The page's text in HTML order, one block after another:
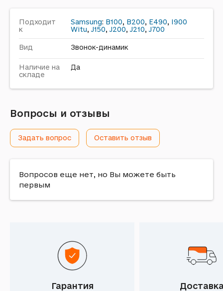
Подходит
к
Samsung: B100, B200, E490, I900
Witu, J150, J200, J210, J700
Вид Звонок-динамик
Наличие на
складе
Да
Вопросы и отзывы
Задать вопрос Оставить отзыв
Вопросов еще нет, но Вы можете быть
первым
Гарантия